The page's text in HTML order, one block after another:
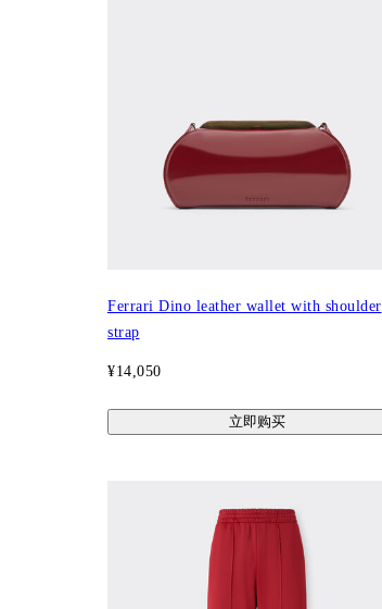
Ferrari Dino leather wallet with shoulder
strap
¥14,050
立即购买